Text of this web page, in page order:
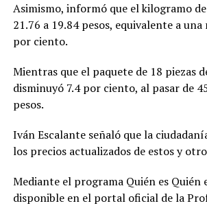
Asimismo, informó que el kilogramo
21.76 a 19.84 pesos, equivalente a
por ciento.
Mientras que el paquete de 18 piezas
disminuyó 7.4 por ciento, al pasar de
pesos.
Iván Escalante señaló que la
los precios actualizados de estos y
Mediante el programa Quién es Quién
disponible en el portal oficial de la